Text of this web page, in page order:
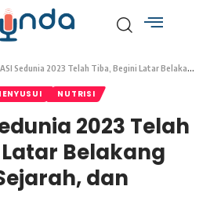
2023 Telah Tiba, Begini Latar Belakang dari Tema, Sejarah, dan Tujuannya
NUTRISI
2023 Telah
Belakang
dan